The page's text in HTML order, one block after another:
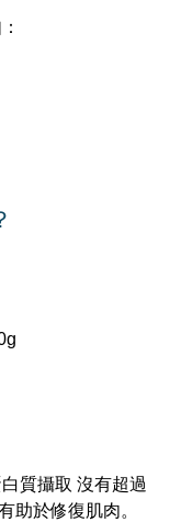
質攝取 沒有超過
助於修復肌肉。